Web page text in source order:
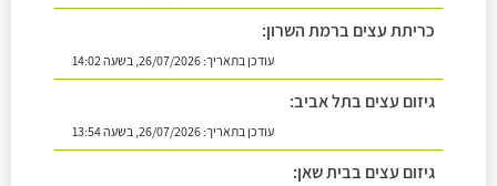
כריתת עצים ברמת השרון:
עודכן בתאריך:26/07/2026, בשעה 14:02
גיזום עצים בתל אביב:
עודכן בתאריך:26/07/2026, בשעה 13:54
גיזום עצים בבית שאן: